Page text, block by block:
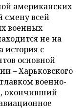
американских
смену всей
военных
не на
история с
основной
– Харьковского
военно-
окончивший